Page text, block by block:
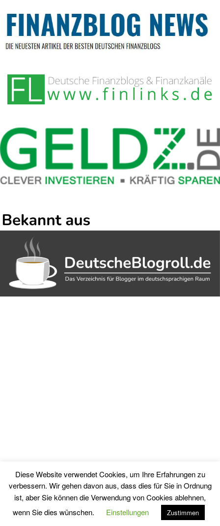
© Copyright - Finanzgeschichten.com / Matthias Schmitt - ISSN 3054-
5196
Datenschutz Impressum
Diese Website verwendet Cookies, um Ihre Erfahrungen zu
verbessern. Wir gehen davon aus, dass dies für Sie in Ordnung
ist, aber Sie können die Verwendung von Cookies ablehnen,
wenn Sie dies wünschen.
Einstellungen Zustimmen